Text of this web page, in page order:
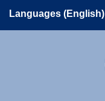
Languages (English)